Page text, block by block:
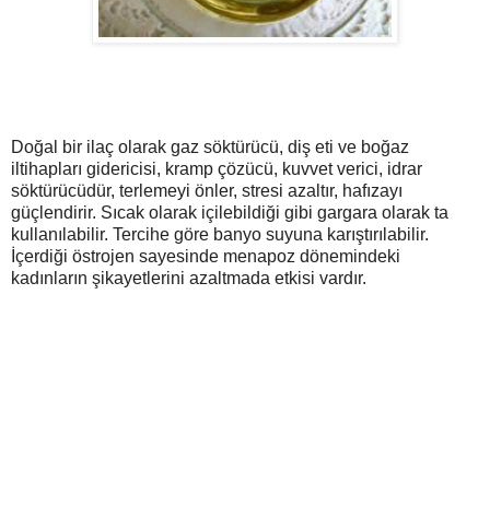
Doğal bir ilaç olarak gaz söktürücü, diş eti ve boğaz
iltihapları gidericisi, kramp çözücü, kuvvet verici, idrar
söktürücüdür, terlemeyi önler, stresi azaltır, hafızayı
güçlendirir. Sıcak olarak içilebildiği gibi gargara olarak ta
kullanılabilir. Tercihe göre banyo suyuna karıştırılabilir.
İçerdiği östrojen sayesinde menapoz dönemindeki
kadınların şikayetlerini azaltmada etkisi vardır.